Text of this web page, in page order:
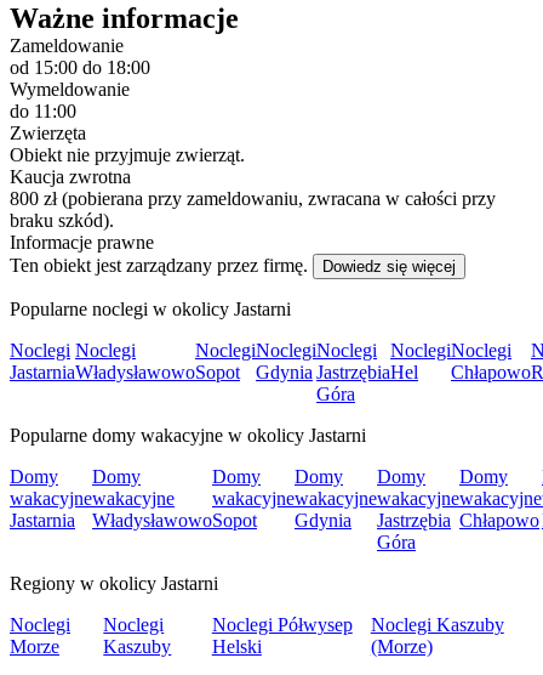
Ważne informacje
Zameldowanie
od 15:00 do 18:00
Wymeldowanie
do 11:00
Zwierzęta
Obiekt nie przyjmuje zwierząt.
Kaucja zwrotna
800 zł (pobierana przy zameldowaniu, zwracana w całości przy
braku szkód).
Informacje prawne
Ten obiekt jest zarządzany przez firmę.
Dowiedz się więcej
Popularne noclegi w okolicy Jastarni
Noclegi
Jastarnia
Noclegi
Władysławowo
Noclegi
Sopot
Noclegi
Gdynia
Noclegi
Jastrzębia
Góra
Noclegi
Hel
Noclegi
Chłapowo
Popularne domy wakacyjne w okolicy Jastarni
Domy
wakacyjne
Jastarnia
Domy
wakacyjne
Władysławowo
Domy
wakacyjne
Sopot
Domy
wakacyjne
Gdynia
Domy
wakacyjne
Jastrzębia
Góra
Domy
wakacyjne
Chłapowo
Regiony w okolicy Jastarni
Noclegi
Morze
Noclegi
Kaszuby
Noclegi Półwysep
Helski
Noclegi Kaszuby
(Morze)